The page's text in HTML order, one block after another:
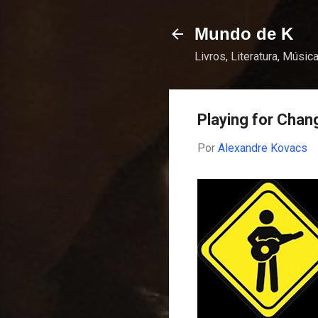
Mundo de K
Livros, Literatura,
Playing for
Por Alexandre Kovacs